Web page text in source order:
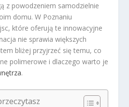
z powodzeniem samodzielnie
domu. W Poznaniu
które oferują te innowacyjne
nie sprawia większych
bliżej przyjrzeć się temu, co
polimerowe i dlaczego warto je
.